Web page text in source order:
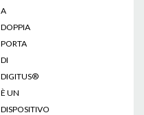
A
DOPPIA
PORTA
DI
DIGITUS®
È UN
DISPOSITIVO